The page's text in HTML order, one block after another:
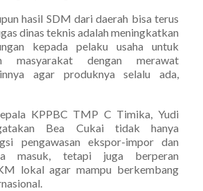
hasil SDM dari daerah bisa terus
dinas teknis adalah meningkatkan
kepada pelaku usaha untuk
masyarakat dengan merawat
agar produknya selalu ada,
KPPBC TMP C Timika, Yudi
Bea Cukai tidak hanya
pengawasan ekspor-impor dan
masuk, tetapi juga berperan
lokal agar mampu berkembang